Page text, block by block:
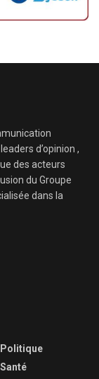
d’opinion ,
des acteurs
du Groupe
dans la
Politique
Santé